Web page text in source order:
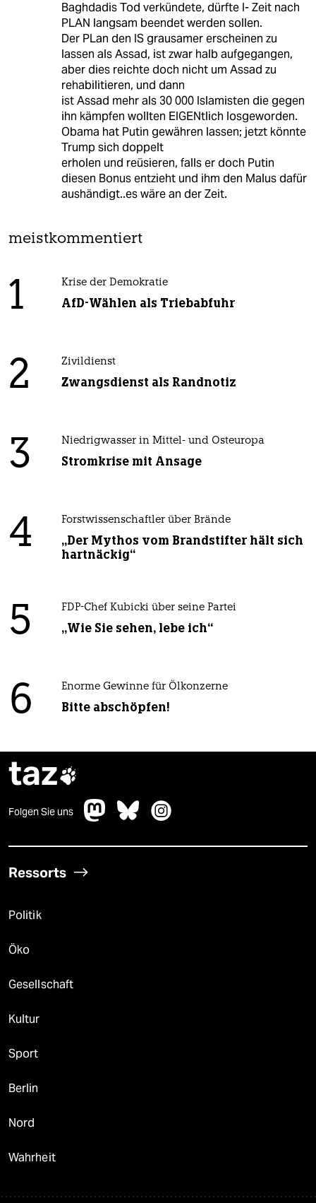
Baghdadis Tod verkündete, dürfte I- Zeit nach
PLAN langsam beendet werden sollen.
Der PLan den IS grausamer erscheinen zu
lassen als Assad, ist zwar halb aufgegangen,
aber dies reichte doch nicht um Assad zu
rehabilitieren, und dann
ist Assad mehr als 30 000 Islamisten die gegen
ihn kämpfen wollten EIGENtlich losgeworden.
Obama hat Putin gewähren lassen; jetzt könnte
Trump sich doppelt
erholen und reüsieren, falls er doch Putin
diesen Bonus entzieht und ihm den Malus dafür
aushändigt..es wäre an der Zeit.
meistkommentiert
1 Krise der Demokratie
AfD-Wählen als Triebabfuhr
2 Zivildienst
Zwangsdienst als Randnotiz
3 Niedrigwasser in Mittel- und Osteuropa
Stromkrise mit Ansage
4 Forstwissenschaftler über Brände
„Der Mythos vom Brandstifter hält sich
hartnäckig“
5 FDP-Chef Kubicki über seine Partei
„Wie Sie sehen, lebe ich“
6 Enorme Gewinne für Ölkonzerne
Bitte abschöpfen!
taz
Folgen Sie uns
Ressorts
Politik
Öko
Gesellschaft
Kultur
Sport
Berlin
Nord
Wahrheit